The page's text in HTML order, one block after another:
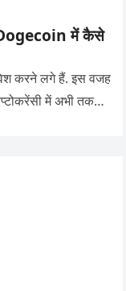
में कैसे
करने लगे हैं. इस वजह
में अभी तक…